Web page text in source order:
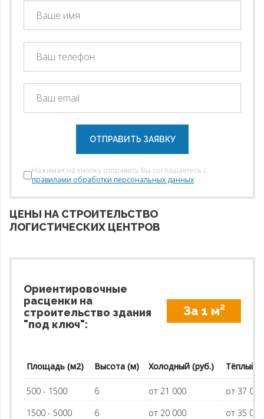
ОТПРАВИТЬ ЗАЯВКУ
Нажимая на кнопку отправить Вы соглашаетесь с
правилами обработки персональных данных
ЦЕНЫ НА СТРОИТЕЛЬСТВО
ЛОГИСТИЧЕСКИХ ЦЕНТРОВ
Ориентировочные
расценки на
строительство здания
"под ключ":
За 1 м2
Площадь (м2) Высота (м) Холодный (руб.) Тёплый
500 - 1500 6 от 21 000
от 37
1500 - 5000
6 от 20 000
от 35